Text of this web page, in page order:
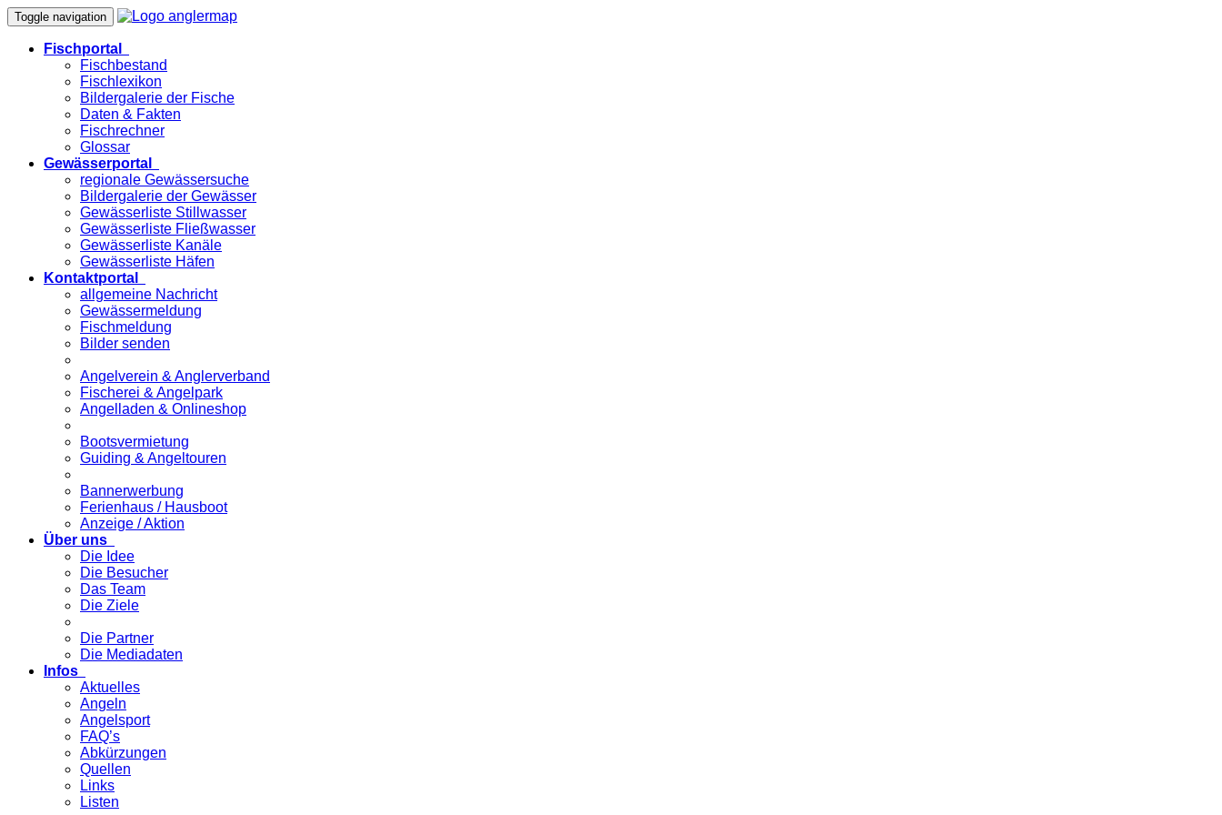
Toggle navigation
Fischportal
Fischbestand
Fischlexikon
Bildergalerie der Fische
Daten & Fakten
Fischrechner
Glossar
Gewässerportal
regionale Gewässersuche
Bildergalerie der Gewässer
Gewässerliste Stillwasser
Gewässerliste Fließwasser
Gewässerliste Kanäle
Gewässerliste Häfen
Kontaktportal
allgemeine Nachricht
Gewässermeldung
Fischmeldung
Bilder senden
Angelverein & Anglerverband
Fischerei & Angelpark
Angelladen & Onlineshop
Bootsvermietung
Guiding & Angeltouren
Bannerwerbung
Ferienhaus / Hausboot
Anzeige / Aktion
Über uns
Die Idee
Die Besucher
Das Team
Die Ziele
Die Partner
Die Mediadaten
Infos
Aktuelles
Angeln
Angelsport
FAQ’s
Abkürzungen
Quellen
Links
Listen